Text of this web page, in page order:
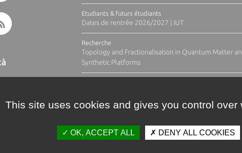
Etudiants & futurs étudiants
Dates de rentrée 2026/2027 | IUT
Recherche
Topology and Fractionalisation in Quantum Matter
Synthetic Platforms
This site uses cookies and gives you control over
OK, ACCEPT ALL DENY ALL COOKIES